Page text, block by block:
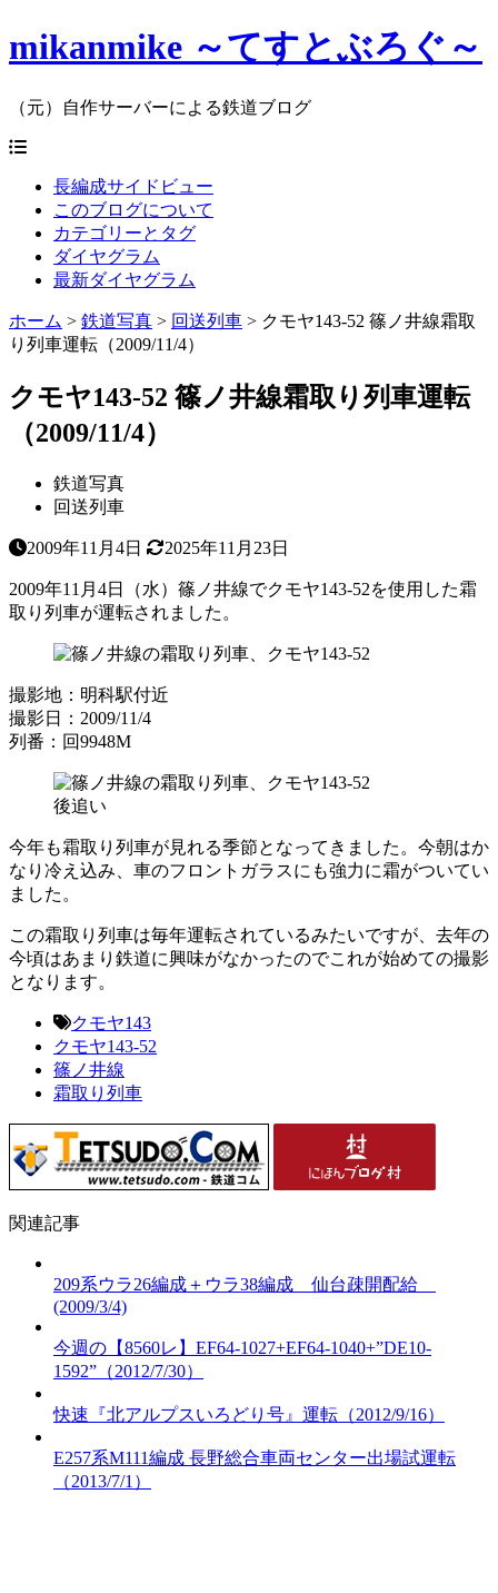
mikanmike ～てすとぶろぐ～
（元）自作サーバーによる鉄道ブログ
長編成サイドビュー
このブログについて
カテゴリーとタグ
ダイヤグラム
最新ダイヤグラム
ホーム > 鉄道写真 > 回送列車 > クモヤ143-52 篠ノ井線霜取
り列車運転（2009/11/4）
クモヤ143-52 篠ノ井線霜取り列車運転
（2009/11/4）
鉄道写真
回送列車
2009年11月4日 2025年11月23日
2009年11月4日（水）篠ノ井線でクモヤ143-52を使用した霜
取り列車が運転されました。
撮影地：明科駅付近
撮影日：2009/11/4
列番：回9948M
後追い
今年も霜取り列車が見れる季節となってきました。今朝はか
なり冷え込み、車のフロントガラスにも強力に霜がついてい
ました。
この霜取り列車は毎年運転されているみたいですが、去年の
今頃はあまり鉄道に興味がなかったのでこれが始めての撮影
となります。
クモヤ143
クモヤ143-52
篠ノ井線
霜取り列車
関連記事
209系ウラ26編成＋ウラ38編成 仙台疎開配給
(2009/3/4)
今週の【8560レ】EF64-1027+EF64-1040+”DE10-
1592”（2012/7/30）
快速『北アルプスいろどり号』運転（2012/9/16）
E257系M111編成 長野総合車両センター出場試運転
（2013/7/1）